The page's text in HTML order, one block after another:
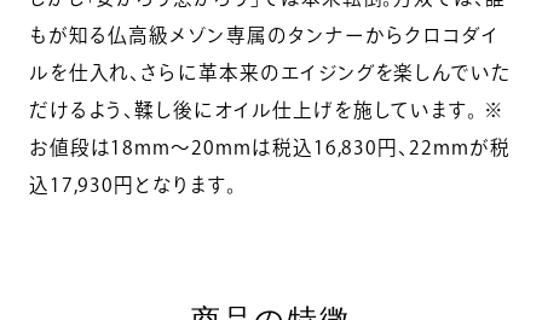
もが知る仏高級メゾン専属のタンナーからクロコダイ
ルを仕入れ、さらに革本来のエイジングを楽しんでいた
だけるよう、鞣し後にオイル仕上げを施しています。 ※
お値段は18mm～20mmは税込16,830円、22mmが税
込17,930円となります。